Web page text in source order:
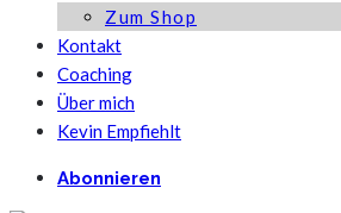
Zum Shop
Kontakt
Coaching
Über mich
Kevin Empfiehlt
Abonnieren